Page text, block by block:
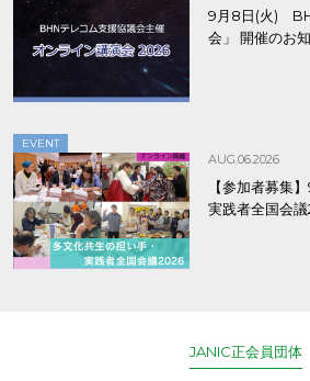
9月8日(火)
会」 開催のお
EVENT
AUG.06.2026
【参加者募集
実践者全国会
JANIC正会員団体